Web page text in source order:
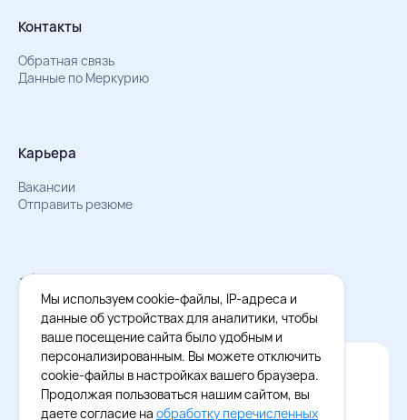
Контакты
Обратная связь
Данные по Меркурию
Карьера
Вакансии
Отправить резюме
Мы в Телеграм
Документы об обработке персональных данных
Охрана труда – результаты СОУТ
Официальное приложение Восток - Запад
Cкачайте бесплатное приложение
Мы используем cookie-файлы, IP-адреса и
данные об устройствах для аналитики, чтобы
ваше посещение сайта было удобным и
персонализированным. Вы можете отключить
cookie-файлы в настройках вашего браузера.
Продолжая пользоваться нашим сайтом, вы
даете согласие на обработку перечисленных